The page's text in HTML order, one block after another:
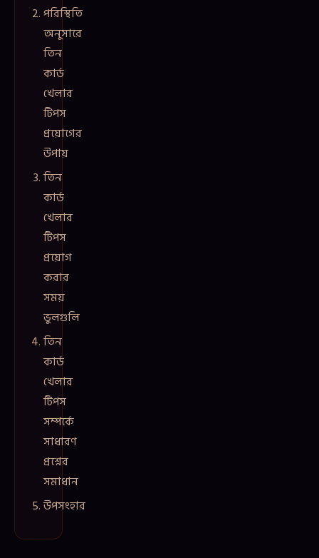
পরিস্থিতি
অনুসারে
তিন
কার্ড
খেলার
টিপস
প্রয়োগের
উপায়
তিন
কার্ড
খেলার
টিপস
প্রয়োগ
করার
সময়
ভুলগুলি
তিন
কার্ড
খেলার
টিপস
সম্পর্কে
সাধারণ
প্রশ্নের
সমাধান
উপসংহার